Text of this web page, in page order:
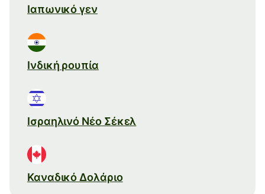
Ιαπωνικό γεν
Ινδική ρουπία
Ισραηλινό Νέο Σέκελ
Καναδικό Δολάριο